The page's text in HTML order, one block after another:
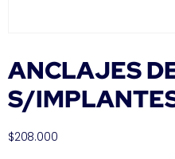
ANCLAJES
S/
$208.000